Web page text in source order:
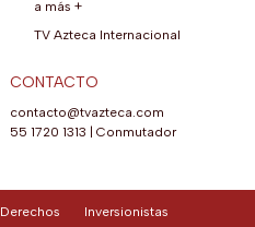
a más +
TV Azteca Internacional
CONTACTO
contacto@tvazteca.com
55 1720 1313 | Conmutador
Derechos
Inversionistas